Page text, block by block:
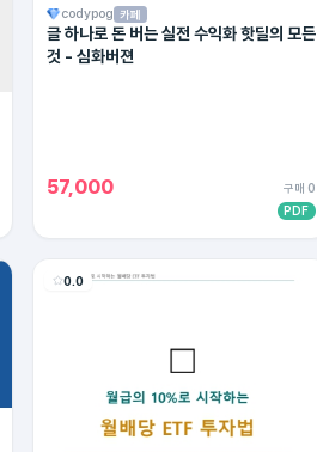
codypog 카페
글 하나로 돈 버는 실전 수익화 핫딜의 모든
것 - 심화버젼
57,000
구매 0
PDF
0.0